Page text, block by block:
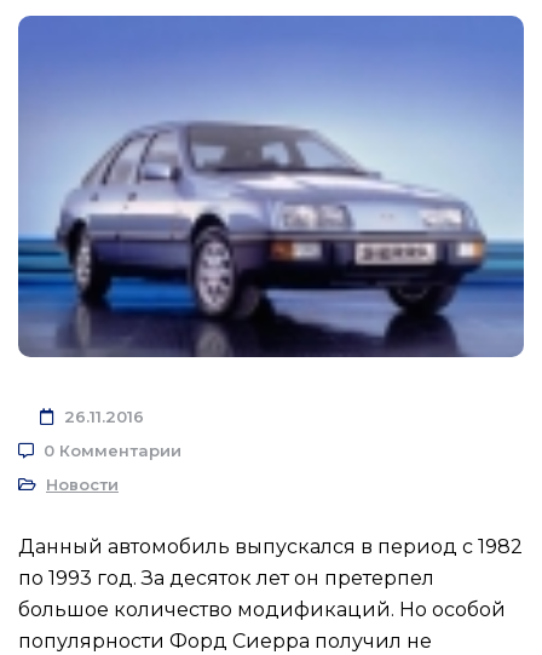
26.11.2016
0 Комментарии
Новости
Данный автомобиль выпускался в период с 1982
по 1993 год. За десяток лет он претерпел
большое количество модификаций. Но особой
популярности Форд Сиерра получил не